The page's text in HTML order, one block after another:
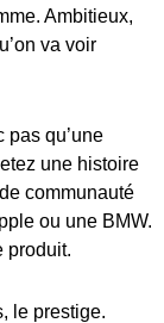
Ambitieux,
va voir
pas qu’une
une histoire
communauté
ou une BMW.
produit.
le prestige.